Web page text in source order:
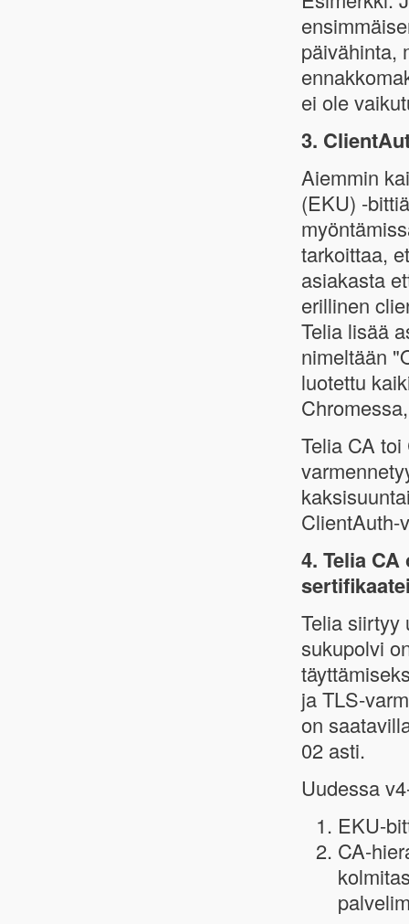
päivähinta,
ei ole
3.
Aiemmin
(EKU) -
tarkoittaa,
asiakasta
erillinen
Telia lisää
nimeltään
luotettu
Telia CA
ClientAuth-
4. Telia
Telia siirtyy
sukupolvi
ja TLS-
on
02 asti.
Uudessa
EKU-
CA-